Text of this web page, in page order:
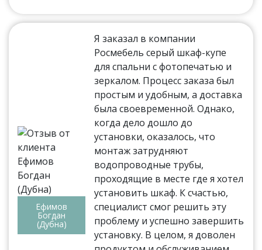
Ефимов
Богдан
(Дубна)
Я заказал в компании
Росмебель серый шкаф-купе
для спальни с фотопечатью и
зеркалом. Процесс заказа был
простым и удобным, а доставка
была своевременной. Однако,
когда дело дошло до
установки, оказалось, что
монтаж затрудняют
водопроводные трубы,
проходящие в месте где я хотел
установить шкаф. К счастью,
специалист смог решить эту
проблему и успешно завершить
установку. В целом, я доволен